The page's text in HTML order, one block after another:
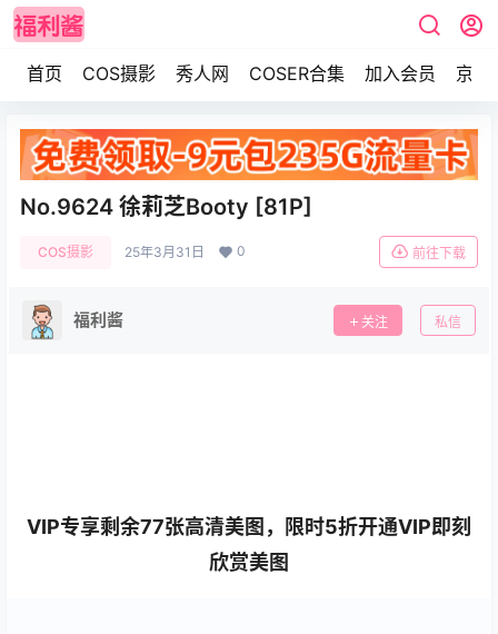
首页 COS摄影 秀人网 COSER合集 加入会员 京东
No.9624 徐莉芝Booty [81P]
COS摄影 25年3月31日 0 前往下载
福利酱 关注 私信
VIP专享剩余77张高清美图，限时5折开通VIP即刻
欣赏美图